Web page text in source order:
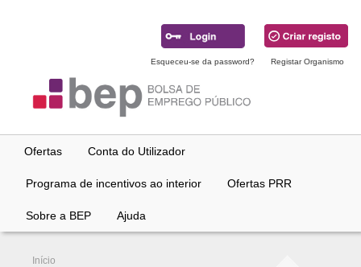
Esqueceu-se da password? Registar Organismo
Ofertas Conta do Utilizador
Programa de incentivos ao interior Ofertas PRR
Sobre a BEP Ajuda
Início